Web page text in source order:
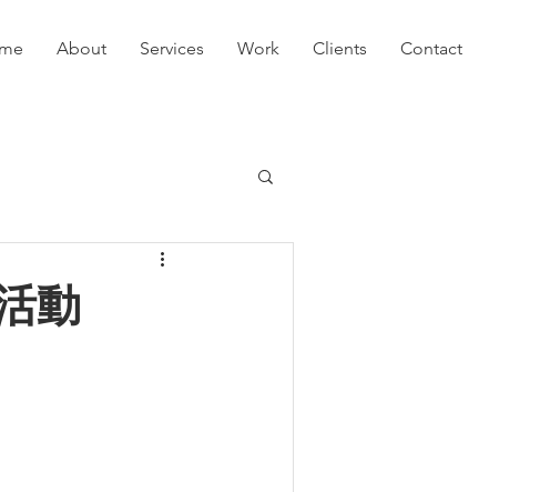
About Services Work Clients Contact
動